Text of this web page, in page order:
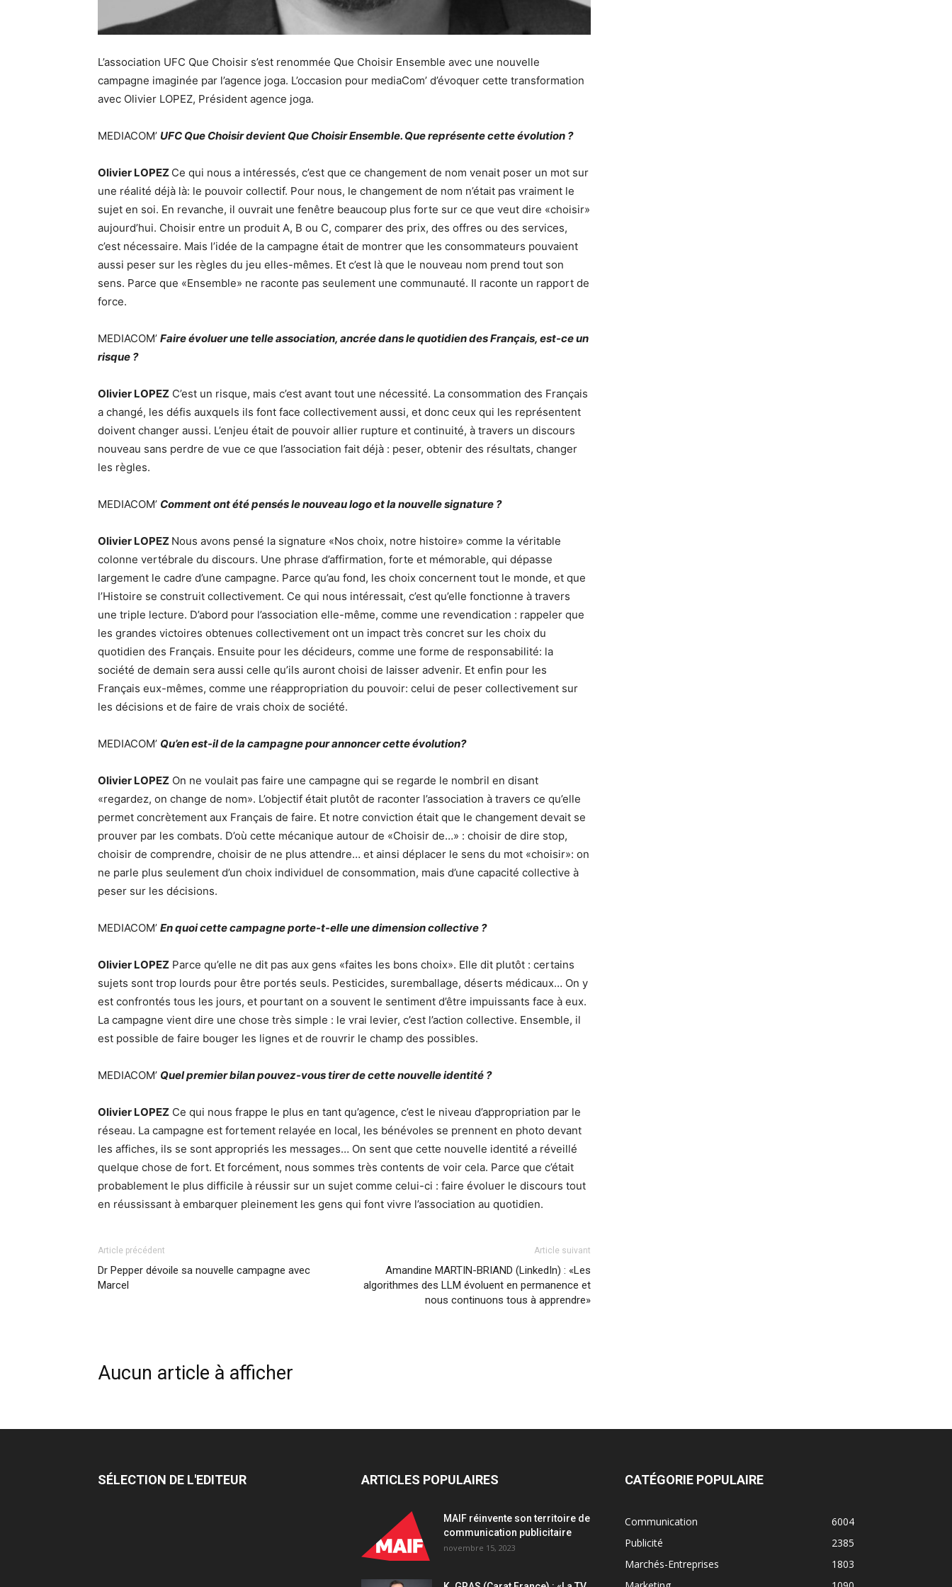
L’association UFC Que Choisir s’est renommée Que Choisir Ensemble avec une nouvelle
campagne imaginée par l’agence joga. L’occasion pour mediaCom’ d’évoquer cette transformation
avec Olivier LOPEZ, Président agence joga.
MEDIACOM’ UFC Que Choisir devient Que Choisir Ensemble. Que représente cette évolution ?
Olivier LOPEZ Ce qui nous a intéressés, c’est que ce changement de nom venait poser un mot sur
une réalité déjà là: le pouvoir collectif. Pour nous, le changement de nom n’était pas vraiment le
sujet en soi. En revanche, il ouvrait une fenêtre beaucoup plus forte sur ce que veut dire «choisir»
aujourd’hui. Choisir entre un produit A, B ou C, comparer des prix, des offres ou des services,
c’est nécessaire. Mais l’idée de la campagne était de montrer que les consommateurs pouvaient
aussi peser sur les règles du jeu elles-mêmes. Et c’est là que le nouveau nom prend tout son
sens. Parce que «Ensemble» ne raconte pas seulement une communauté. Il raconte un rapport de
force.
MEDIACOM’ Faire évoluer une telle association, ancrée dans le quotidien des Français, est-ce un
risque ?
Olivier LOPEZ C’est un risque, mais c’est avant tout une nécessité. La consommation des Français
a changé, les défis auxquels ils font face collectivement aussi, et donc ceux qui les représentent
doivent changer aussi. L’enjeu était de pouvoir allier rupture et continuité, à travers un discours
nouveau sans perdre de vue ce que l’association fait déjà : peser, obtenir des résultats, changer
les règles.
MEDIACOM’ Comment ont été pensés le nouveau logo et la nouvelle signature ?
Olivier LOPEZ Nous avons pensé la signature «Nos choix, notre histoire» comme la véritable
colonne vertébrale du discours. Une phrase d’affirmation, forte et mémorable, qui dépasse
largement le cadre d’une campagne. Parce qu’au fond, les choix concernent tout le monde, et que
l’Histoire se construit collectivement. Ce qui nous intéressait, c’est qu’elle fonctionne à travers
une triple lecture. D’abord pour l’association elle-même, comme une revendication : rappeler que
les grandes victoires obtenues collectivement ont un impact très concret sur les choix du
quotidien des Français. Ensuite pour les décideurs, comme une forme de responsabilité: la
société de demain sera aussi celle qu’ils auront choisi de laisser advenir. Et enfin pour les
Français eux-mêmes, comme une réappropriation du pouvoir: celui de peser collectivement sur
les décisions et de faire de vrais choix de société.
MEDIACOM’ Qu’en est-il de la campagne pour annoncer cette évolution?
Olivier LOPEZ On ne voulait pas faire une campagne qui se regarde le nombril en disant
«regardez, on change de nom». L’objectif était plutôt de raconter l’association à travers ce qu’elle
permet concrètement aux Français de faire. Et notre conviction était que le changement devait se
prouver par les combats. D’où cette mécanique autour de «Choisir de…» : choisir de dire stop,
choisir de comprendre, choisir de ne plus attendre… et ainsi déplacer le sens du mot «choisir»: on
ne parle plus seulement d’un choix individuel de consommation, mais d’une capacité collective à
peser sur les décisions.
MEDIACOM’ En quoi cette campagne porte-t-elle une dimension collective ?
Olivier LOPEZ Parce qu’elle ne dit pas aux gens «faites les bons choix». Elle dit plutôt : certains
sujets sont trop lourds pour être portés seuls. Pesticides, suremballage, déserts médicaux… On y
est confrontés tous les jours, et pourtant on a souvent le sentiment d’être impuissants face à eux.
La campagne vient dire une chose très simple : le vrai levier, c’est l’action collective. Ensemble, il
est possible de faire bouger les lignes et de rouvrir le champ des possibles.
MEDIACOM’ Quel premier bilan pouvez-vous tirer de cette nouvelle identité ?
Olivier LOPEZ Ce qui nous frappe le plus en tant qu’agence, c’est le niveau d’appropriation par le
réseau. La campagne est fortement relayée en local, les bénévoles se prennent en photo devant
les affiches, ils se sont appropriés les messages… On sent que cette nouvelle identité a réveillé
quelque chose de fort. Et forcément, nous sommes très contents de voir cela. Parce que c’était
probablement le plus difficile à réussir sur un sujet comme celui-ci : faire évoluer le discours tout
en réussissant à embarquer pleinement les gens qui font vivre l’association au quotidien.
Article précédent
Dr Pepper dévoile sa nouvelle campagne avec
Marcel
Article suivant
Amandine MARTIN-BRIAND (LinkedIn) : «Les
algorithmes des LLM évoluent en permanence et
nous continuons tous à apprendre»
Aucun article à afficher
SÉLECTION DE L'EDITEUR ARTICLES POPULAIRES
MAIF réinvente son territoire de
communication publicitaire
novembre 15, 2023
CATÉGORIE POPULAIRE
Communication
6004
Publicité
2385
Marchés-Entreprises
1803